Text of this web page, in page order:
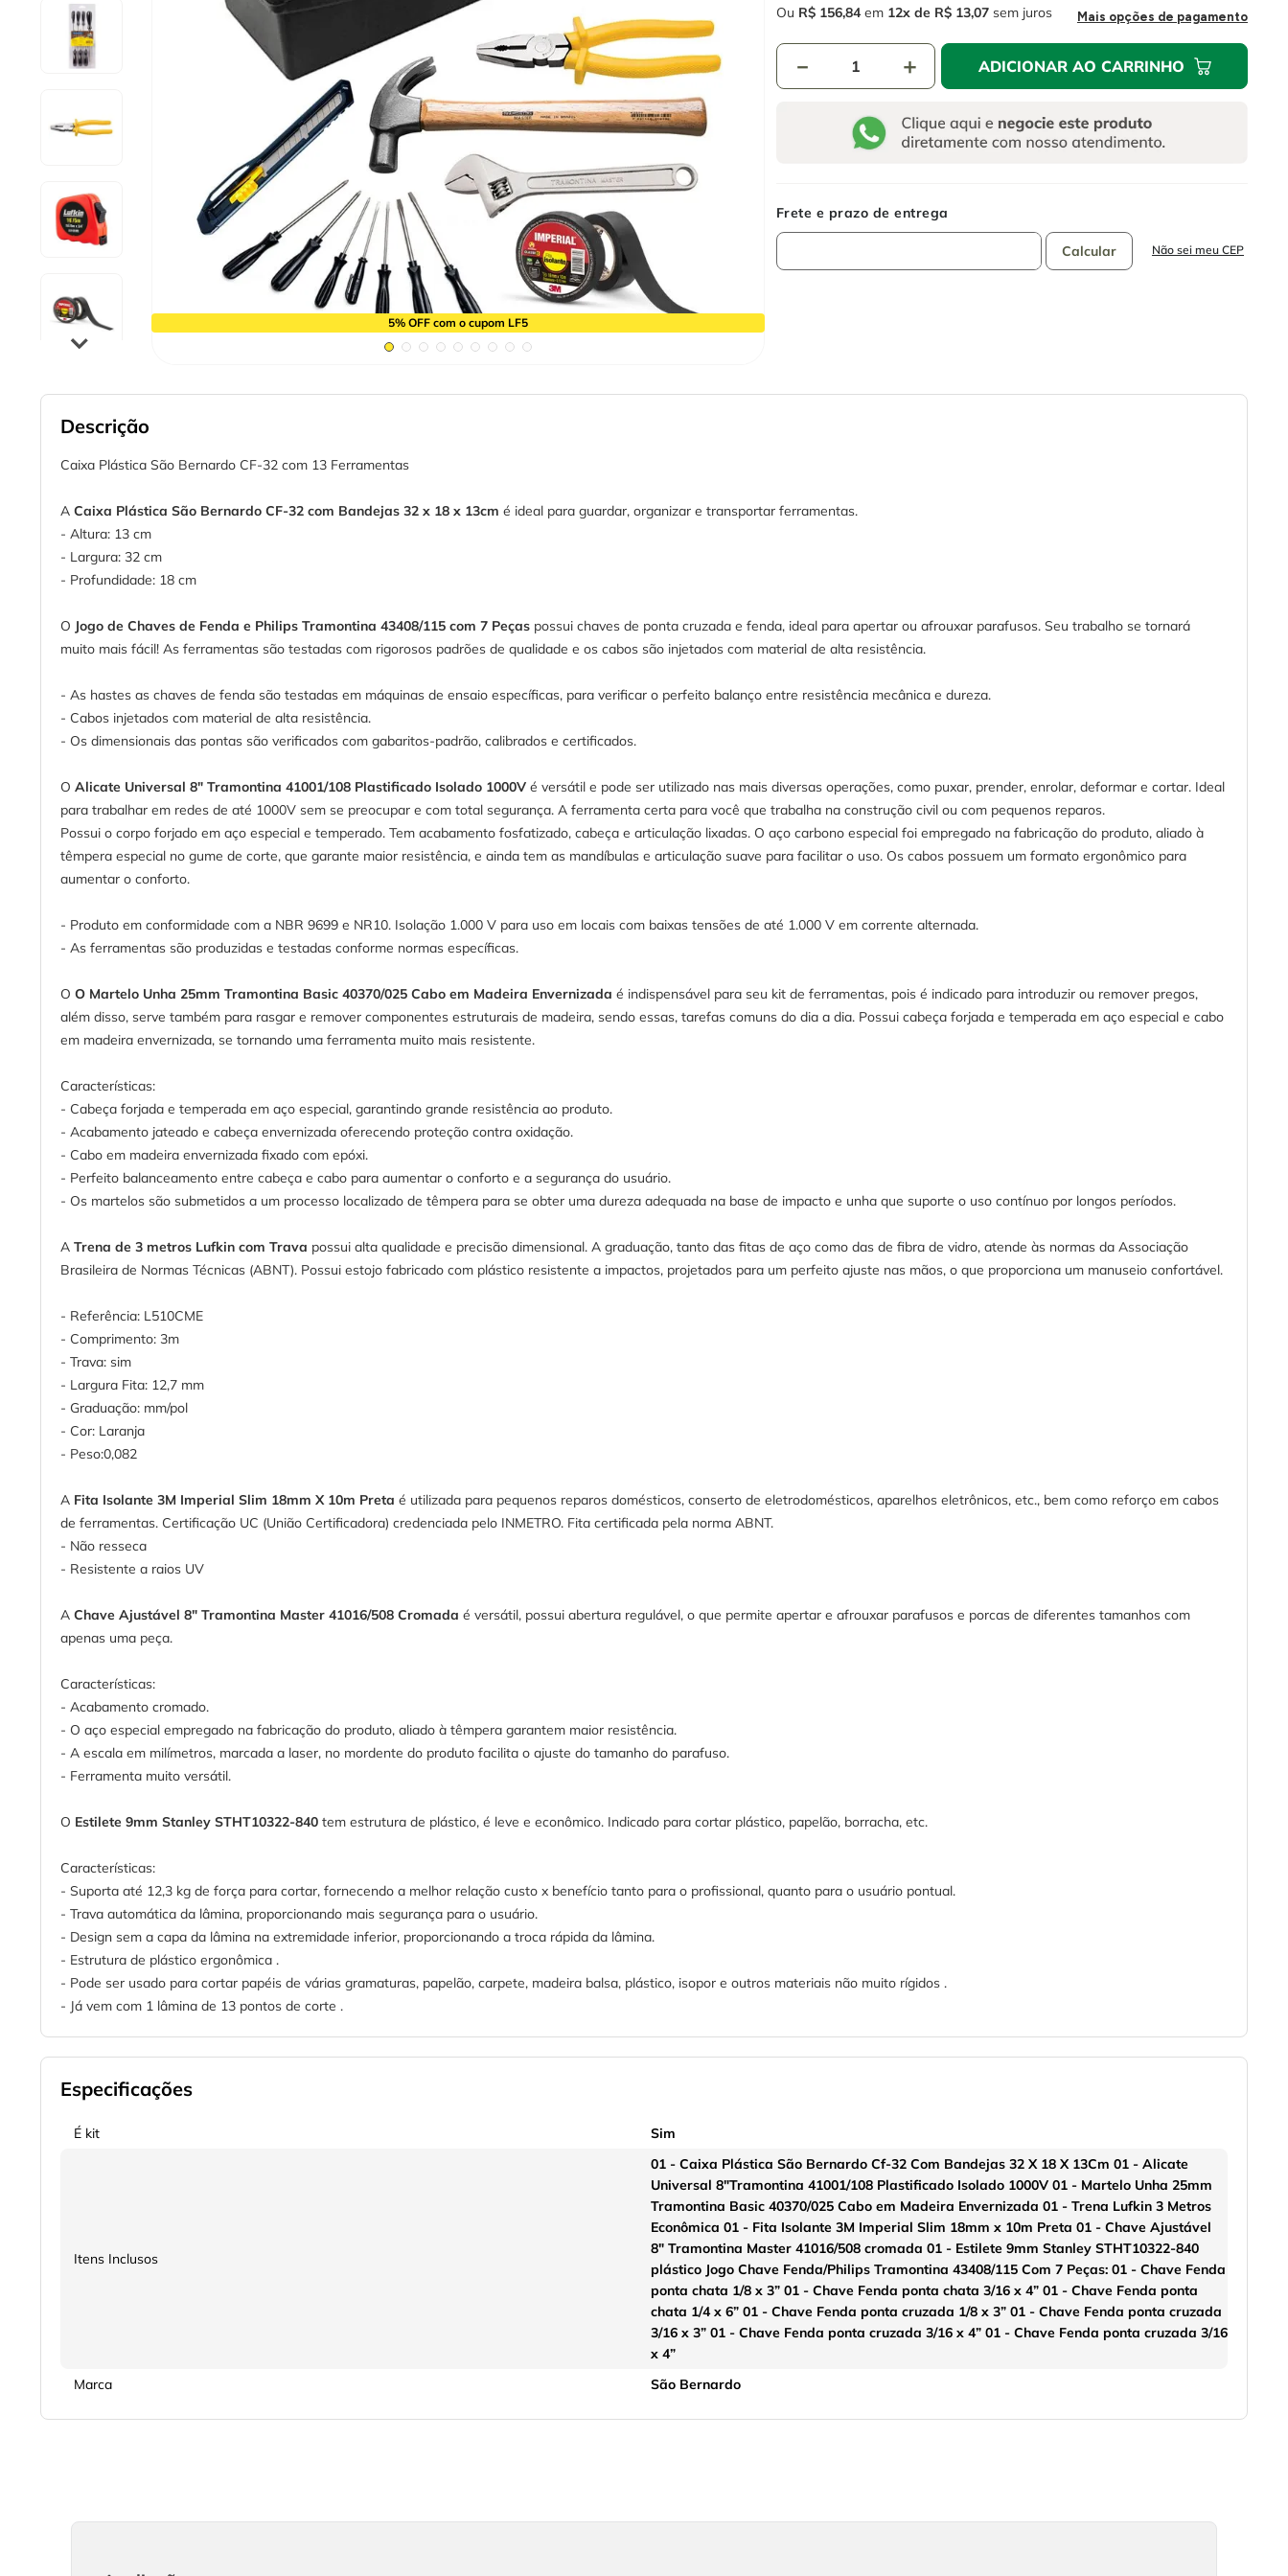
5% OFF com o cupom LF5
Ou R$ 156,84em 12 R$ 13,07 sem juros Mais opções de pagamento
＋
－ ADICIONAR AO CARRINHO
Não sei meu CEP
Descrição
Caixa Plástica São Bernardo CF-32 com 13 Ferramentas
A Caixa Plástica São Bernardo CF-32 com Bandejas 32 x 18 x 13cm é ideal para guardar, organizar e transportar ferramentas.
- Altura: 13 cm
- Largura: 32 cm
- Profundidade: 18 cm
O Jogo de Chaves de Fenda e Philips Tramontina 43408/115 com 7 Peças possui chaves de ponta cruzada e fenda, ideal para apertar ou afrouxar parafusos. Seu trabalho se tornará
muito mais fácil! As ferramentas são testadas com rigorosos padrões de qualidade e os cabos são injetados com material de alta resistência.
- As hastes as chaves de fenda são testadas em máquinas de ensaio específicas, para verificar o perfeito balanço entre resistência mecânica e dureza.
- Cabos injetados com material de alta resistência.
- Os dimensionais das pontas são verificados com gabaritos-padrão, calibrados e certificados.
O Alicate Universal 8" Tramontina 41001/108 Plastificado Isolado 1000V é versátil e pode ser utilizado nas mais diversas operações, como puxar, prender, enrolar, deformar e cortar. Ideal
para trabalhar em redes de até 1000V sem se preocupar e com total segurança. A ferramenta certa para você que trabalha na construção civil ou com pequenos reparos.
Possui o corpo forjado em aço especial e temperado. Tem acabamento fosfatizado, cabeça e articulação lixadas. O aço carbono especial foi empregado na fabricação do produto, aliado à
têmpera especial no gume de corte, que garante maior resistência, e ainda tem as mandíbulas e articulação suave para facilitar o uso. Os cabos possuem um formato ergonômico para
aumentar o conforto.
- Produto em conformidade com a NBR 9699 e NR10. Isolação 1.000 V para uso em locais com baixas tensões de até 1.000 V em corrente alternada.
- As ferramentas são produzidas e testadas conforme normas específicas.
O O Martelo Unha 25mm Tramontina Basic 40370/025 Cabo em Madeira Envernizada é indispensável para seu kit de ferramentas, pois é indicado para introduzir ou remover pregos,
além disso, serve também para rasgar e remover componentes estruturais de madeira, sendo essas, tarefas comuns do dia a dia. Possui cabeça forjada e temperada em aço especial e cabo
em madeira envernizada, se tornando uma ferramenta muito mais resistente.
Características:
- Cabeça forjada e temperada em aço especial, garantindo grande resistência ao produto.
- Acabamento jateado e cabeça envernizada oferecendo proteção contra oxidação.
- Cabo em madeira envernizada fixado com epóxi.
- Perfeito balanceamento entre cabeça e cabo para aumentar o conforto e a segurança do usuário.
- Os martelos são submetidos a um processo localizado de têmpera para se obter uma dureza adequada na base de impacto e unha que suporte o uso contínuo por longos períodos.
A Trena de 3 metros Lufkin com Trava possui alta qualidade e precisão dimensional. A graduação, tanto das fitas de aço como das de fibra de vidro, atende às normas da Associação
Brasileira de Normas Técnicas (ABNT). Possui estojo fabricado com plástico resistente a impactos, projetados para um perfeito ajuste nas mãos, o que proporciona um manuseio confortável.
- Referência: L510CME
- Comprimento: 3m
- Trava: sim
- Largura Fita: 12,7 mm
- Graduação: mm/pol
- Cor: Laranja
- Peso:0,082
A Fita Isolante 3M Imperial Slim 18mm X 10m Preta é utilizada para pequenos reparos domésticos, conserto de eletrodomésticos, aparelhos eletrônicos, etc., bem como reforço em cabos
de ferramentas. Certificação UC (União Certificadora) credenciada pelo INMETRO. Fita certificada pela norma ABNT.
- Não resseca
- Resistente a raios UV
A Chave Ajustável 8" Tramontina Master 41016/508 Cromada é versátil, possui abertura regulável, o que permite apertar e afrouxar parafusos e porcas de diferentes tamanhos com
apenas uma peça.
Características:
- Acabamento cromado.
- O aço especial empregado na fabricação do produto, aliado à têmpera garantem maior resistência.
- A escala em milímetros, marcada a laser, no mordente do produto facilita o ajuste do tamanho do parafuso.
- Ferramenta muito versátil.
O Estilete 9mm Stanley STHT10322-840 tem estrutura de plástico, é leve e econômico. Indicado para cortar plástico, papelão, borracha, etc.
Características:
- Suporta até 12,3 kg de força para cortar, fornecendo a melhor relação custo x benefício tanto para o profissional, quanto para o usuário pontual.
- Trava automática da lâmina, proporcionando mais segurança para o usuário.
- Design sem a capa da lâmina na extremidade inferior, proporcionando a troca rápida da lâmina.
- Estrutura de plástico ergonômica .
- Pode ser usado para cortar papéis de várias gramaturas, papelão, carpete, madeira balsa, plástico, isopor e outros materiais não muito rígidos .
- Já vem com 1 lâmina de 13 pontos de corte .
Especificações
É kit Sim
Itens Inclusos
01 - Caixa Plástica São Bernardo Cf-32 Com Bandejas 32 X 18 X 13Cm 01 - Alicate
Universal 8"Tramontina 41001/108 Plastificado Isolado 1000V 01 - Martelo Unha 25mm
Tramontina Basic 40370/025 Cabo em Madeira Envernizada 01 - Trena Lufkin 3 Metros
Econômica 01 - Fita Isolante 3M Imperial Slim 18mm x 10m Preta 01 - Chave Ajustável
8" Tramontina Master 41016/508 cromada 01 - Estilete 9mm Stanley STHT10322-840
plástico Jogo Chave Fenda/Philips Tramontina 43408/115 Com 7 Peças: 01 - Chave Fenda
ponta chata 1/8 x 3” 01 - Chave Fenda ponta chata 3/16 x 4” 01 - Chave Fenda ponta
chata 1/4 x 6” 01 - Chave Fenda ponta cruzada 1/8 x 3” 01 - Chave Fenda ponta cruzada
3/16 x 3” 01 - Chave Fenda ponta cruzada 3/16 x 4” 01 - Chave Fenda ponta cruzada 3/16
x 4”
Marca
São Bernardo
serra copo